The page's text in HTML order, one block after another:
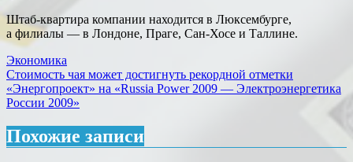
Штаб-квартира компании находится в Люксембурге,
а филиалы — в Лондоне, Праге, Сан-Хосе и Таллине.
Экономика
Навигация
по
Стоимость чая может достигнуть рекордной отметки
«Энергопроект» на «Russia Power 2009 — Электроэнергетика
России 2009»
Похожие записи